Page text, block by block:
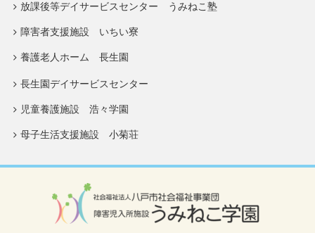
放課後等デイサービスセンター うみねこ塾
障害者支援施設 いちい寮
養護老人ホーム 長生園
長生園デイサービスセンター
児童養護施設 浩々学園
母子生活支援施設 小菊荘